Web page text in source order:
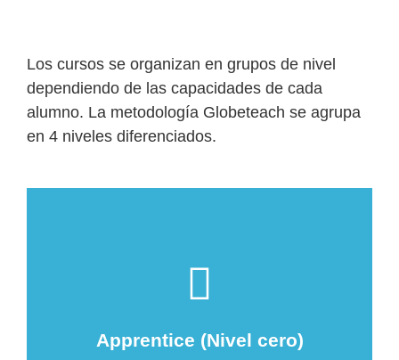
Los cursos se organizan en grupos de nivel
dependiendo de las capacidades de cada
alumno. La metodología Globeteach se agrupa
en 4 niveles diferenciados.
Apprentice (Nivel cero)
Estimulamos el aprendizaje del inglés mediante la
después practicar la pronunciación de palabras y